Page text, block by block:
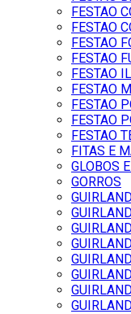
FESTAO
FESTAO
FESTAO
FESTAO
FESTAO
FESTAO
FESTAO
FESTAO
FESTAO
FITAS E
GLOBOS
GORROS